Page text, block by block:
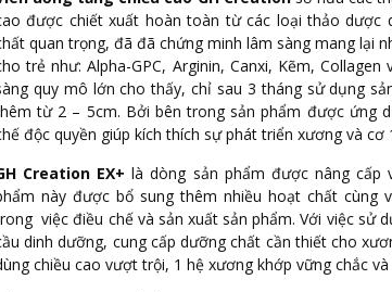
được chiết xuất hoàn toàn từ các loại thảo dược
quan trọng, đã đã chứng minh lâm sàng mang lại
trẻ như: Alpha-GPC, Arginin, Canxi, Kẽm,
quy mô lớn cho thấy, chỉ sau 3 tháng sử dụng
từ 2 – 5cm. Bởi bên trong sản phẩm được ứng
độc quyền giúp kích thích sự phát triển xương và cơ
Creation EX+là dòng sản phẩm được nâng cấp
này được bổ sung thêm nhiều hoạt chất cùng
việc điều chế và sản xuất sản phẩm. Với việc sử
dinh dưỡng, cung cấp dưỡng chất cần thiết cho
chiều cao vượt trội, 1 hệ xương khớp vững chắc